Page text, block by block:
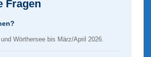
Fragen
Wörthersee bis März/April 2026.